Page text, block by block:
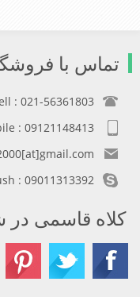
تماس با
: 021-56361803
: 09121148413
: 09011313392
کلاه قاسمی در